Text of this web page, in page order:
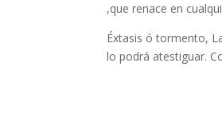
,que renace en
Éxtasis ó tormento,
lo podrá atestiguar.